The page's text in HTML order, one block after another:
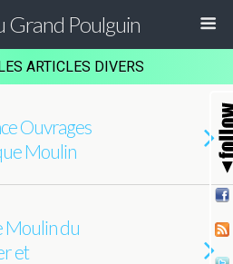
Grand Poulguin
ARTICLES DIVERS
Ouvrages
Moulin
Moulin du
et